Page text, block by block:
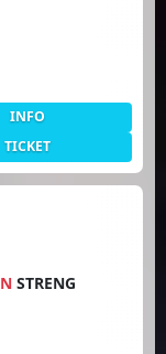
INFO
TICKET
STRENG